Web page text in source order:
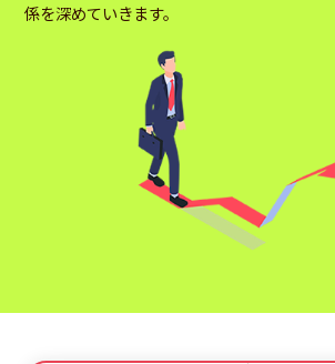
係を深めていきます。